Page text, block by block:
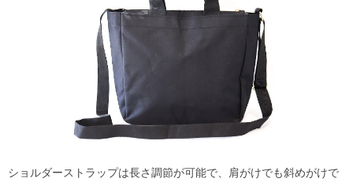
ショルダーストラップは長さ調節が可能で、肩がけでも斜めがけで